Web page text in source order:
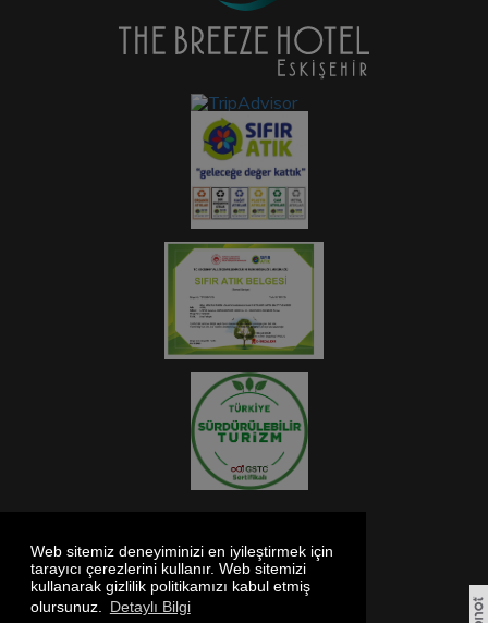
Web sitemiz deneyiminizi en iyileştirmek için
tarayıcı çerezlerini kullanır. Web sitemizi
kullanarak gizlilik politikamızı kabul etmiş
olursunuz.
Detaylı Bilgi
KVKK ve Aydınlatma Metni
Gizlilik ve Çerez Politikası